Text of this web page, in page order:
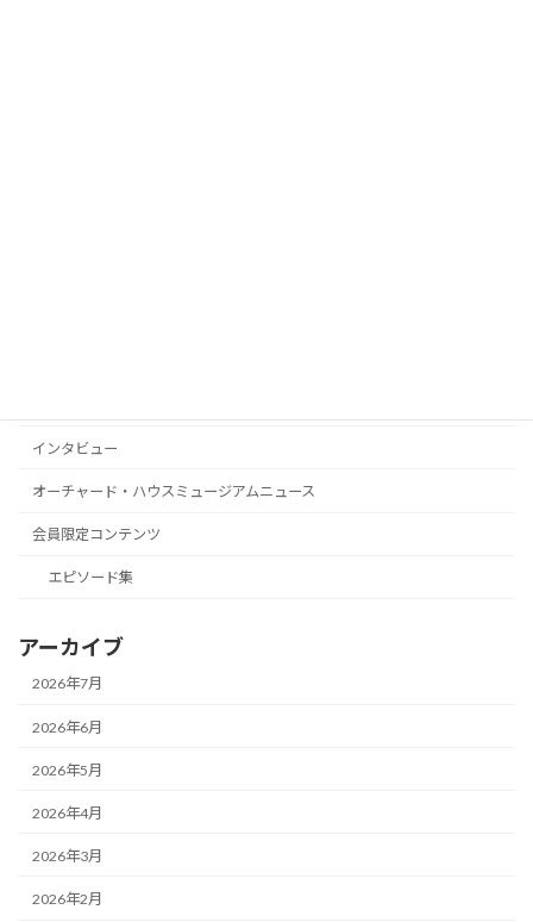
インタビュー
オーチャード・ハウスミュージアムニュース
会員限定コンテンツ
エピソード集
アーカイブ
2026年7月
2026年6月
2026年5月
2026年4月
2026年3月
2026年2月